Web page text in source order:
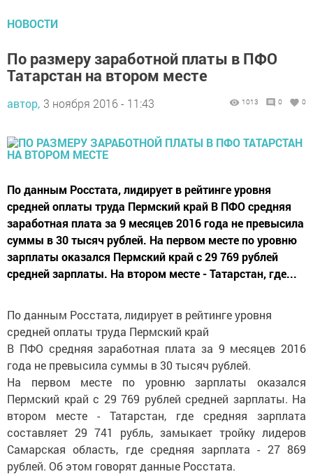
НОВОСТИ
По размеру заработной платы в ПФО
Татарстан на втором месте
автор, 3 ноября 2016 - 11:43 1013 0 0
По данным Росстата, лидирует в рейтинге уровня
средней оплаты труда Пермский край В ПФО средняя
заработная плата за 9 месяцев 2016 года не превысила
суммы в 30 тысяч рублей. На первом месте по уровню
зарплаты оказался Пермский край с 29 769 рублей
средней зарплаты. На втором месте - Татарстан, где...
По данным Росстата, лидирует в рейтинге уровня
средней оплаты труда Пермский край
В ПФО средняя заработная плата за 9 месяцев 2016
года не превысила суммы в 30 тысяч рублей.
На первом месте по уровню зарплаты оказался
Пермский край с 29 769 рублей средней зарплаты. На
втором месте - Татарстан, где средняя зарплата
составляет 29 741 рубль, замыкает тройку лидеров
Самарская область, где средняя зарплата - 27 869
рублей. Об этом говорят данные Росстата.